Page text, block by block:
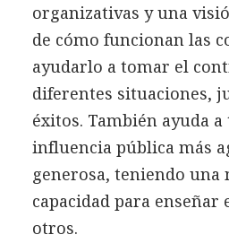
organizativas y una
de cómo funcionan las
ayudarlo a tomar el
diferentes situaciones,
éxitos. También ayuda
influencia pública más
generosa, teniendo una
capacidad para
otros.